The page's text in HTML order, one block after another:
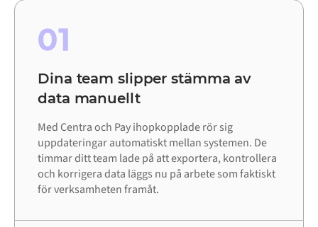
01
Dina team slipper stämma av
data manuellt
Med Centra och Pay ihopkopplade rör sig
uppdateringar automatiskt mellan systemen. De
timmar ditt team lade på att exportera, kontrollera
och korrigera data läggs nu på arbete som faktiskt
för verksamheten framåt.